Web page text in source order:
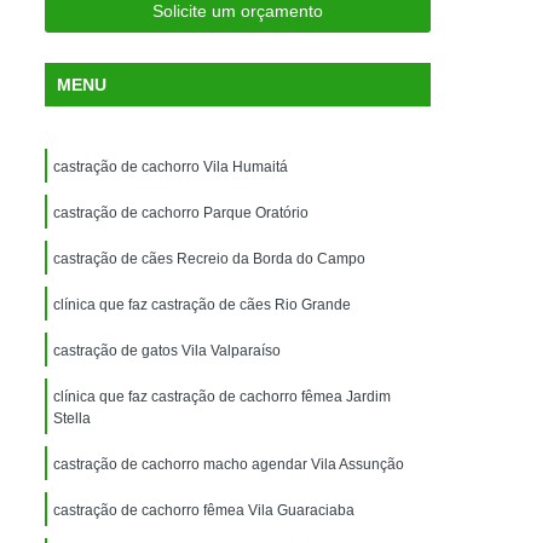
para Silvestres
para Animais Silvestres
Consulta para Animais Silvestres
Santo André
Veterinária para Animais Silvestres
Exame de Eletrocardiograma Veterinário
Exame de Imagem para Animais
Exame de Radiologia para Animais
Exame de Sangue para Animais
Exame para Animais São Caetano
Animal
Internação de Animais
Solicite um orçamento
MENU
castração de cachorro Vila Humaitá
castração de cachorro Parque Oratório
castração de cães Recreio da Borda do Campo
clínica que faz castração de cães Rio Grande
castração de gatos Vila Valparaíso
clínica que faz castração de cachorro fêmea Jardim
Stella
castração de cachorro macho agendar Vila Assunção
castração de cachorro fêmea Vila Guaraciaba